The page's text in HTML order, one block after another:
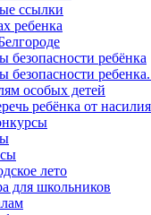
ссылки
ребенка
безопасности ребёнка
безопасности
особых детей
ребёнка от насилия
лето
для школьников